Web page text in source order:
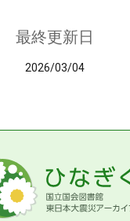
最終更新日
2026/03/04